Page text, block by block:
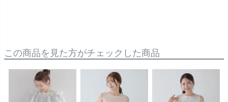
この商品を見た方がチェックした商品